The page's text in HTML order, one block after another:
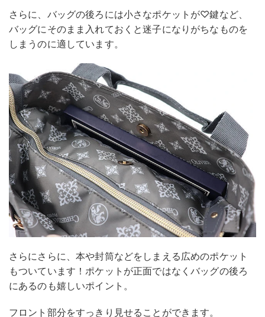
さらに、バッグの後ろには小さなポケットが♡鍵など、
バッグにそのまま入れておくと迷子になりがちなものを
しまうのに適しています。
さらにさらに、本や封筒などをしまえる広めのポケット
もついています！ポケットが正面ではなくバッグの後ろ
にあるのも嬉しいポイント。
フロント部分をすっきり見せることができます。